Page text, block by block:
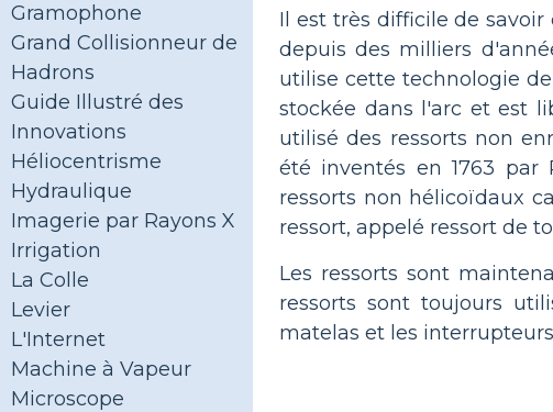
Gramophone
Grand Collisionneur de
Hadrons
Guide Illustré des
Innovations
Héliocentrisme
Hydraulique
Imagerie par Rayons X
Irrigation
La Colle
Levier
L'Internet
Machine à Vapeur
Microscope
Il est très difficile de
depuis des milliers
utilise cette technologie
stockée dans l'arc et est
utilisé des ressorts non
été inventés en 1763 par
ressorts non hélicoïdaux
ressort, appelé ressort de
Les ressorts sont
ressorts sont toujours
matelas et les